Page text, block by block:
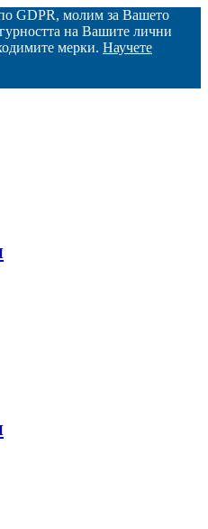
GDPR, молим за Вашето
на Вашите лични
мерки. Научете